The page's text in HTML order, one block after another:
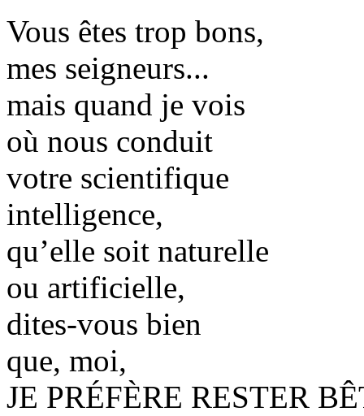
Vous êtes trop bons,
mes seigneurs...
mais quand je vois
où nous conduit
votre scientifique
intelligence,
qu’elle soit naturelle
ou artificielle,
dites-vous bien
que, moi,
JE PRÉFÈRE RESTER